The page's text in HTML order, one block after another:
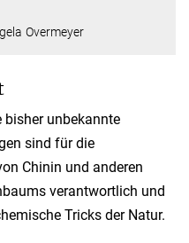
Overmeyer
bisher unbekannte
sind für die
Chinin und anderen
verantwortlich und
Tricks der Natur.